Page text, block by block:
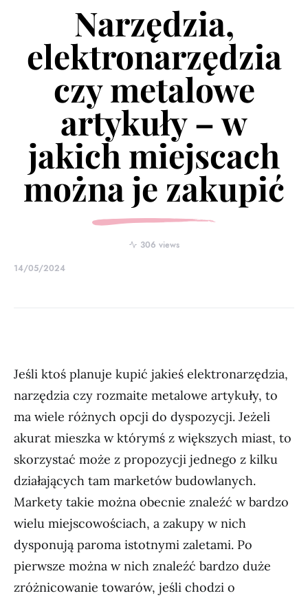
Narzędzia,
elektronarzędzia
czy metalowe
artykuły – w
jakich miejscach
można je zakupić
306 views
14/05/2024
Jeśli ktoś planuje kupić jakieś elektronarzędzia,
narzędzia czy rozmaite metalowe artykuły, to
ma wiele różnych opcji do dyspozycji. Jeżeli
akurat mieszka w którymś z większych miast, to
skorzystać może z propozycji jednego z kilku
działających tam marketów budowlanych.
Markety takie można obecnie znaleźć w bardzo
wielu miejscowościach, a zakupy w nich
dysponują paroma istotnymi zaletami. Po
pierwsze można w nich znaleźć bardzo duże
zróżnicowanie towarów, jeśli chodzi o